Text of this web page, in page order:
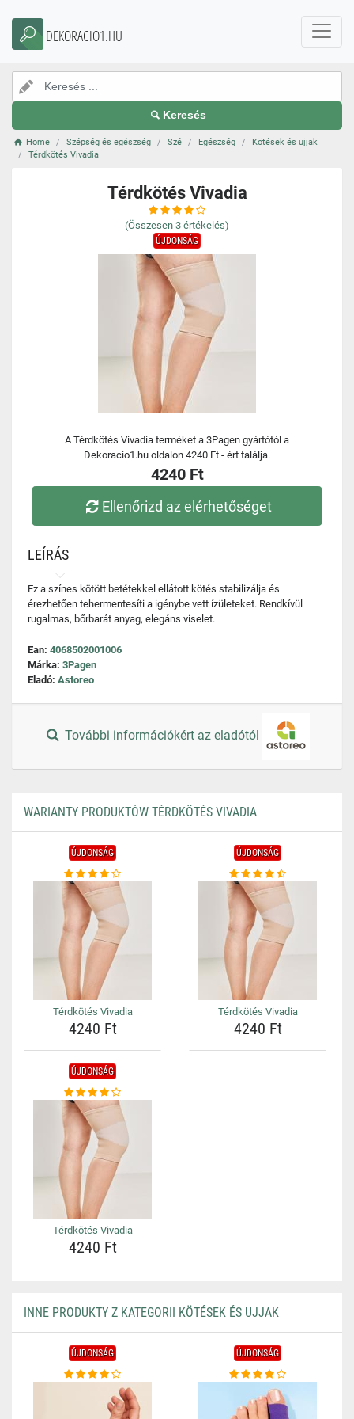
DEKORACIO1.HU
Keresés
Home Szépség és egészség Szé Egészség
Kötések és ujjak
Térdkötés Vivadia
Térdkötés Vivadia
(Összesen 3 értékelés)
ÚJDONSÁG
A Térdkötés Vivadia terméket a 3Pagen gyártótól a
Dekoracio1.hu oldalon 4240 Ft - ért találja.
4240 Ft
Ellenőrizd az elérhetőséget
LEÍRÁS
Ez a színes kötött betétekkel ellátott kötés stabilizálja és
érezhetően tehermentesíti a igénybe vett ízületeket. Rendkívül
rugalmas, bőrbarát anyag, elegáns viselet.
Ean: 4068502001006
Márka: 3Pagen
Eladó: Astoreo
További információkért az eladótól
WARIANTY PRODUKTÓW TÉRDKÖTÉS VIVADIA
ÚJDONSÁG
Térdkötés Vivadia
4240 Ft
ÚJDONSÁG
Térdkötés Vivadia
4240 Ft
ÚJDONSÁG
Térdkötés Vivadia
4240 Ft
INNE PRODUKTY Z KATEGORII KÖTÉSEK ÉS UJJAK
ÚJDONSÁG ÚJDONSÁG